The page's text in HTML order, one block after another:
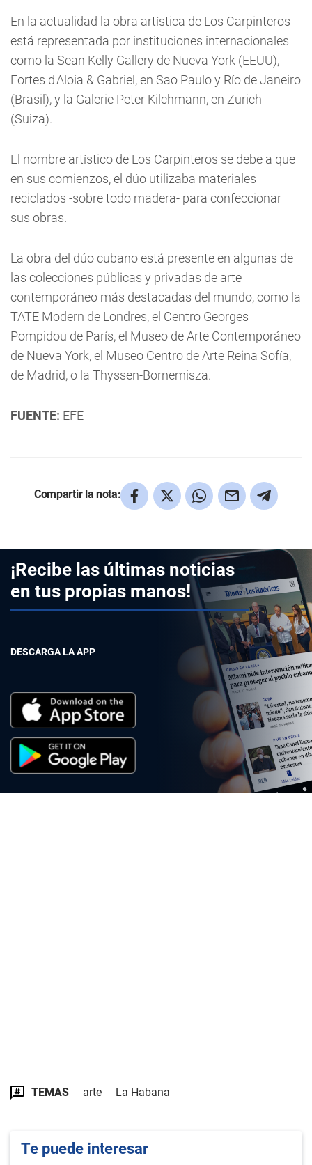
En la actualidad la obra artística de Los Carpinteros
está representada por instituciones internacionales
como la Sean Kelly Gallery de Nueva York (EEUU),
Fortes d'Aloia & Gabriel, en Sao Paulo y Río de Janeiro
(Brasil), y la Galerie Peter Kilchmann, en Zurich
(Suiza).
El nombre artístico de Los Carpinteros se debe a que
en sus comienzos, el dúo utilizaba materiales
reciclados -sobre todo madera- para confeccionar
sus obras.
La obra del dúo cubano está presente en algunas de
las colecciones públicas y privadas de arte
contemporáneo más destacadas del mundo, como la
TATE Modern de Londres, el Centro Georges
Pompidou de París, el Museo de Arte Contemporáneo
de Nueva York, el Museo Centro de Arte Reina Sofía,
de Madrid, o la Thyssen-Bornemisza.
FUENTE: EFE
Compartir la nota:
¡Recibe las últimas noticias
en tus propias manos!
DESCARGA LA APP
TEMAS arte La Habana
Te puede interesar